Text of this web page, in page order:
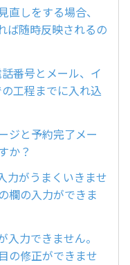
しをする場合、
ば随時反映されるの
番号とメール、イ
工程までに入れ込
ジと予約完了メー
か？
力がうまくいきませ
欄の入力ができま
力できません。
の修正ができませ